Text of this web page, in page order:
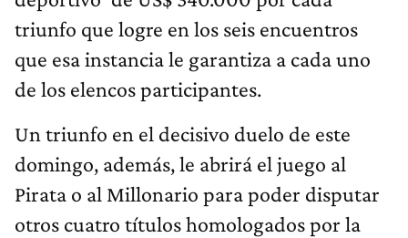
triunfo que logre en los seis encuentros
que esa instancia le garantiza a cada uno
de los elencos participantes.
Un triunfo en el decisivo duelo de este
domingo, además, le abrirá el juego al
Pirata o al Millonario para poder disputar
otros cuatro títulos homologados por la